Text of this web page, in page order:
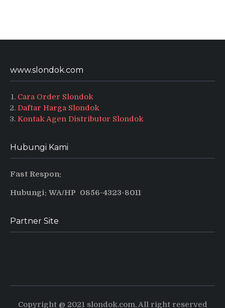
www.slondok.com
Cara Order Slondok
Daftar Harga Slondok
Kontak Agen Distributor Slondok
Hubungi Kami
Fast Respon:
Hubungi: WA/HP 0856-4323-8011
Partner Site
Copyright @ 2021 slondok.com, All right reserved